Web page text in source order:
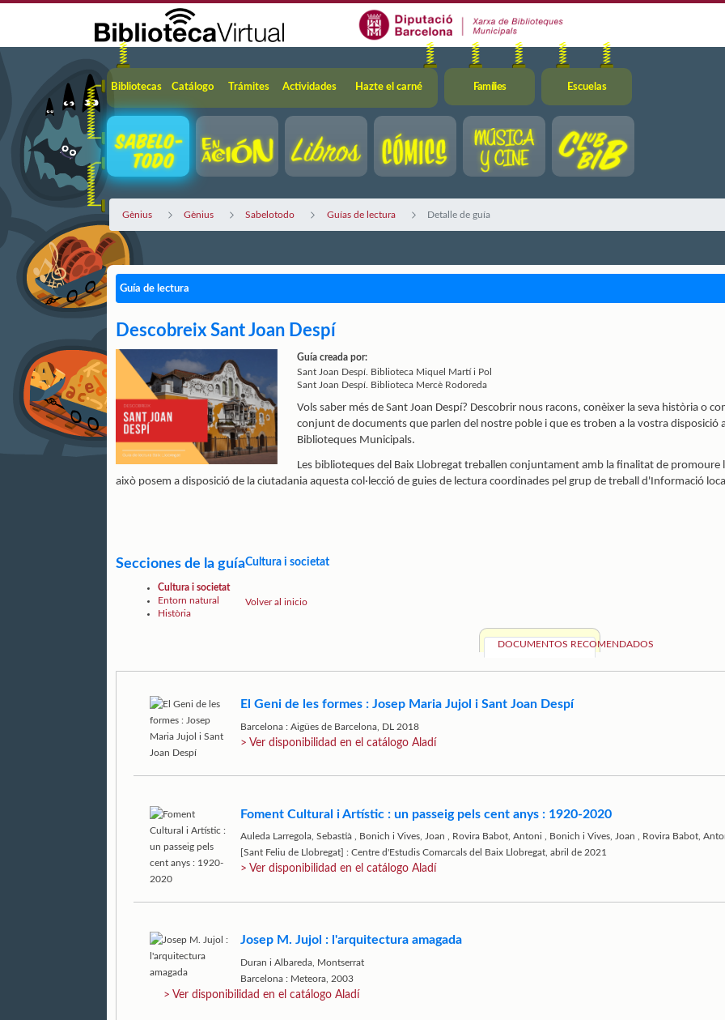
Navegación
Bibliotecas Catálogo Trámites Actividades Hazte el carné Famílies Escuelas
Gènius Gènius Sabelotodo Guías de lectura Detalle de guía
Guía de lectura
Descobreix Sant Joan Despí
Guía creada por:
Sant Joan Despí. Biblioteca Miquel Martí i Pol
Sant Joan Despí. Biblioteca Mercè Rodoreda
Vols saber més de Sant Joan Despí? Descobrir nous racons, conèixer la seva història o
conjunt de documents que parlen del nostre poble i que es troben a la vostra disposició
Biblioteques Municipals.
Les biblioteques del Baix Llobregat treballen conjuntament amb la finalitat de
això posem a disposició de la ciutadania aquesta col·lecció de guies de lectura coordinades pel grup de treball d'Informació
Secciones de la guía
Cultura i societat
Entorn natural
Història
Cultura i societat
DOCUMENTOS RECOMENDADOS
El Geni de les formes : Josep Maria Jujol i Sant Joan Despí
Barcelona : Aigües de Barcelona, DL 2018
> Ver disponibilidad en el catálogo Aladí
Foment Cultural i Artístic : un passeig pels cent anys : 1920-2020
Auleda Larregola, Sebastià Bonich i Vives, Joan Rovira Babot, Antoni Bonich i Vives, Joan
Rovira Babot,
[Sant Feliu de Llobregat] : Centre d'Estudis Comarcals del Baix Llobregat, abril de 2021
> Ver disponibilidad en el catálogo Aladí
Josep M. Jujol : l'arquitectura amagada
Duran i Albareda, Montserrat
Barcelona : Meteora, 2003
> Ver disponibilidad en el catálogo Aladí
Volver al inicio